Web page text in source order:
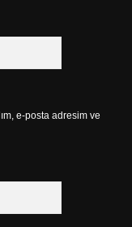
e-posta adresim ve